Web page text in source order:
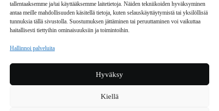
tallentaaksemme ja/tai käyttääksemme laitetietoja. Näiden tekniikoiden hyväksyminen
antaa meille mahdollisuuden käsitellä tietoja, kuten selauskäyttäytymistä tai yksilöllisiä
tunnuksia tällä sivustolla. Suostumuksen jättäminen tai peruuttaminen voi vaikuttaa
haitallisesti tiettyihin ominaisuuksiin ja toimintoihin.
Hallinnoi palveluita
Hyväksy
Kiellä
MAINOSTAJILLE
VASTAMAINOKSET
JAKELUPAIKAT
REKISTERISELOSTE
TILAUKSEN PERUUTUSPYYNTÖ
TILAUSOHJEET JA -EHDOT